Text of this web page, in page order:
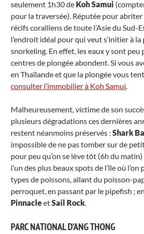
seulement 1h30 de Koh Samui
pour la traversée). Réputée pour abriter
récifs coralliens de toute l’Asie du Sud-
l’endroit idéal pour qui veut s’initier à la
snorkeling. En effet, les eaux y sont peu
centres de plongée abondent. Si vous
en Thaïlande et que la plongée vous
consulter l’immobilier à Koh Samui.
Malheureusement, victime de son
plusieurs dégradations ces dernières
restent néanmoins préservés :Shark
impossible de ne pas tomber sur de
pour peu qu’on se lève tôt (6h du matin)
l’un des plus beaux spots de l’île où
types de poissons, allant du poisson-
perroquet, en passant par le pipefish ;
PinnacleetSail Rock.
PARC NATIONAL D’ANG THONG